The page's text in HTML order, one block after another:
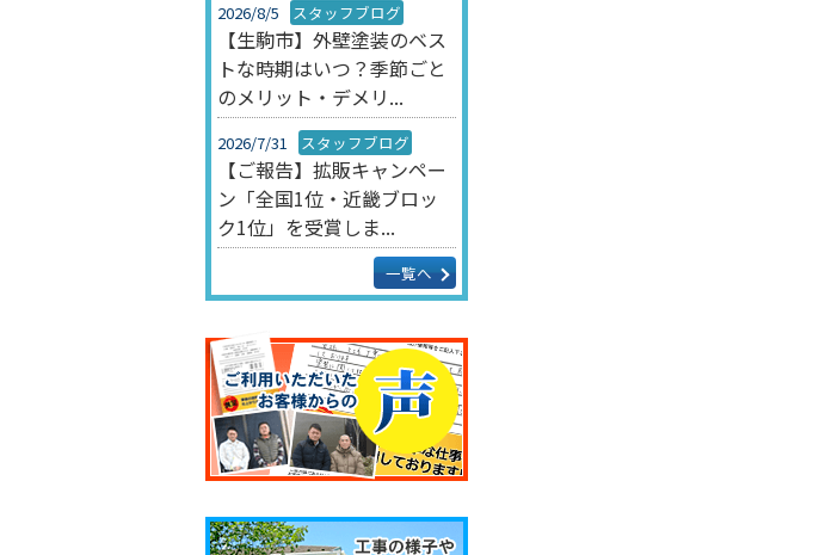
2026/8/5 スタッフブログ
【生駒市】外壁塗装のベス
トな時期はいつ？季節ごと
のメリット・デメリ...
2026/7/31 スタッフブログ
【ご報告】拡販キャンペー
ン「全国1位・近畿ブロッ
ク1位」を受賞しま...
一覧へ